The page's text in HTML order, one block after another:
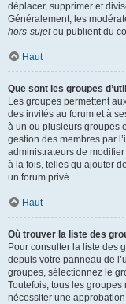
déplacer, supprimer et
Généralement, les
hors-sujetou publient du
Haut
Que sont les groupes
Les groupes permettent
des invités au forum et à
à un ou plusieurs groupes
gestion des membres par
administrateurs de
à la fois, telles qu’ajouter
un forum privé.
Haut
Où trouver la liste des
Pour consulter la liste des
depuis votre panneau de
groupes, sélectionnez le
Toutefois, tous les
nécessiter une